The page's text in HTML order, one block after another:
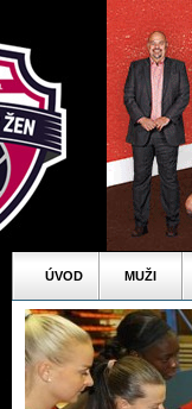
ÚVOD MUŽI